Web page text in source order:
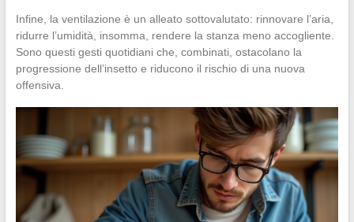
Infine, la ventilazione è un alleato sottovalutato: rinnovare l’aria,
ridurre l’umidità, insomma, rendere la stanza meno accogliente.
Sono questi gesti quotidiani che, combinati, ostacolano la
progressione dell’insetto e riducono il rischio di una nuova
offensiva.